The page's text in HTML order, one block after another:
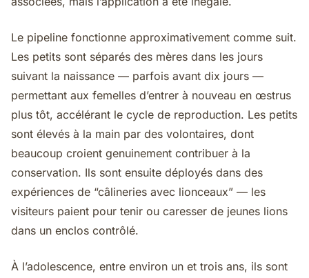
Le pipeline fonctionne approximativement comme suit.
Les petits sont séparés des mères dans les jours
suivant la naissance — parfois avant dix jours —
permettant aux femelles d’entrer à nouveau en œstrus
plus tôt, accélérant le cycle de reproduction. Les petits
sont élevés à la main par des volontaires, dont
beaucoup croient genuinement contribuer à la
conservation. Ils sont ensuite déployés dans des
expériences de “câlineries avec lionceaux” — les
visiteurs paient pour tenir ou caresser de jeunes lions
dans un enclos contrôlé.
À l’adolescence, entre environ un et trois ans, ils sont